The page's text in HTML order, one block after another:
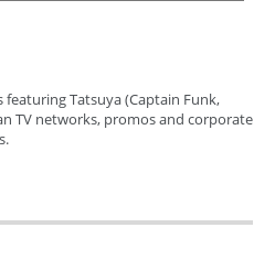
Tatsuya (Captain Funk,
TV networks, promos and corporate